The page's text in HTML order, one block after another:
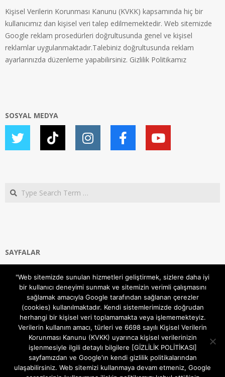
Kişisel Verilerin Korunması Kanunu (KVKK) kapsamında hiç bir
kullanıcımız dan kişisel veri talep edilmemektedir. Web sitemizde
Google reklam prosedürleri doğrultusunda genel ve kişisel
reklamlar uygulanmaktadır.Talebiniz doğrultusunda reklam
ayarlarınızda düzenleme yapabilirsiniz. Gizlilik Politikamız
SOSYAL MEDYA
Search
SAYFALAR
Gizlilik ve Çerezler (Cookies) Politikası
Hakkımızda
İletişim Kanalları
MODEM KURULUM
TEKNİK DESTEK
TELEVİZYON SİSTEMLERİ
"Web sitemizde sunulan hizmetleri geliştirmek, sizlere daha iyi
bir kullanıcı deneyimi sunmak ve sitemizin verimli çalışmasını
sağlamak amacıyla Google tarafından sağlanan çerezler
(cookies) kullanılmaktadır. Kendi sistemlerimizde doğrudan
herhangi bir kişisel veri toplamamakta veya işlememekteyiz.
Verilerin kullanım amacı, türleri ve 6698 sayılı Kişisel Verilerin
Korunması Kanunu (KVKK) uyarınca kişisel verilerinizin
işlenmesiyle ilgili detaylı bilgilere [GİZLİLİK POLİTİKASI]
sayfamızdan ve Google'ın kendi gizlilik politikalarından
ulaşabilirsiniz. Web sitemizi kullanmaya devam etmeniz, Google